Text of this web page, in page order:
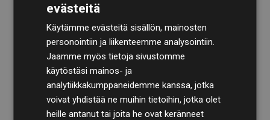
TilintarkastusyhtiöBDOkäy säännöllisesti läpi
laskelmamme ja menetelmämme varmistaakseen
läpinäkyvyyden ja luotettavuuden.
evästeitä
Käytämme evästeitä sisällön, mainosten
personointiin ja liikenteemme analysointiin.
Jaamme myös tietoja sivustomme
käytöstäsi mainos- ja
analytiikkakumppaneidemme kanssa, jotka
voivat yhdistää ne muihin tietoihin, jotka olet
heille antanut tai joita he ovat keränneet